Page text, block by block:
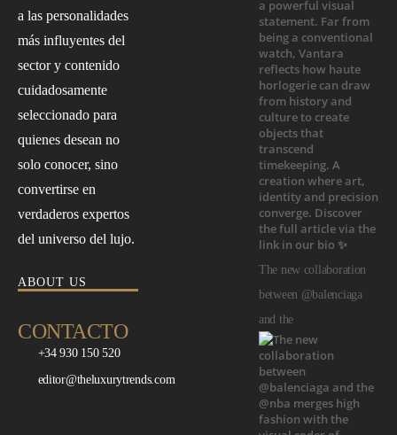
a las personalidades
más influyentes del
sector y contenido
cuidadosamente
seleccionado para
quienes desean no
solo conocer, sino
convertirse en
verdaderos expertos
del universo del lujo.
ABOUT US
CONTACTO
+34 930 150 520
editor@theluxurytrends.com
The new collaboration
between @balenciaga
and the